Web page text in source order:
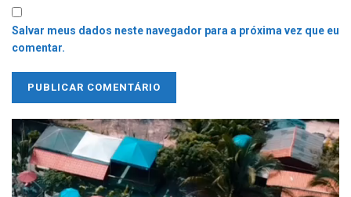
Salvar meus dados neste navegador para a próxima vez que eu
comentar.
Tocador
de
vídeo